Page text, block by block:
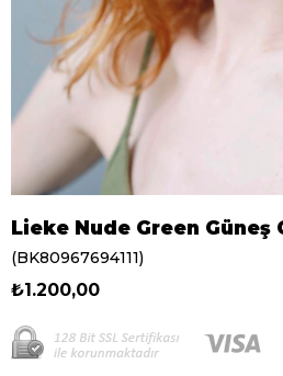
Lieke Nude Green Güneş
(BK80967694111)
₺1.200,00